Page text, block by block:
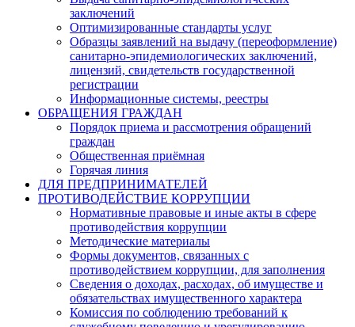
заключений
Оптимизированные стандарты услуг
Образцы заявлений на выдачу (переоформление)
санитарно-эпидемиологических заключений,
лицензий, свидетельств государственной
регистрации
Информационные системы, реестры
ОБРАЩЕНИЯ ГРАЖДАН
Порядок приема и рассмотрения обращений
граждан
Общественная приёмная
Горячая линия
ДЛЯ ПРЕДПРИНИМАТЕЛЕЙ
ПРОТИВОДЕЙСТВИЕ КОРРУПЦИИ
Нормативные правовые и иные акты в сфере
противодействия коррупции
Методические материалы
Формы документов, связанных с
противодействием коррупции, для заполнения
Сведения о доходах, расходах, об имуществе и
обязательствах имущественного характера
Комиссия по соблюдению требований к